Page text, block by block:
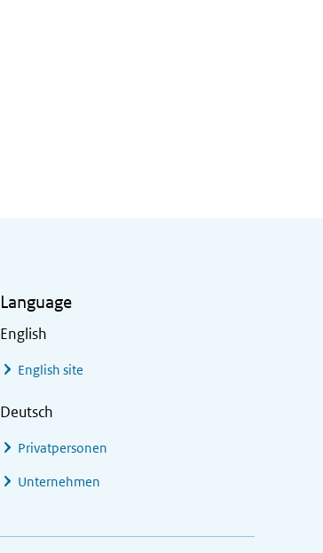
Language
English
English site
Deutsch
Privatpersonen
Unternehmen